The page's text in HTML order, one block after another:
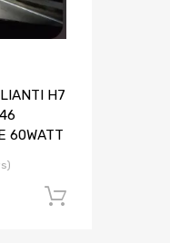
H7
60WATT